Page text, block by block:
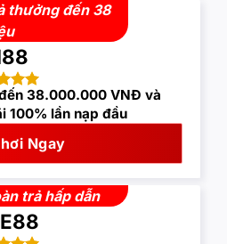
thưởng đến 38
38.000.000 VNĐ và
100% lần nạp đầu
Ngay
trả hấp dẫn